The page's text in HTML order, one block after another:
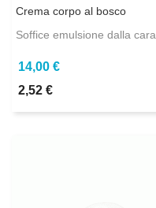
Crema corpo al bosco
Soffice emulsione dalla
14,00 €
2,52 €